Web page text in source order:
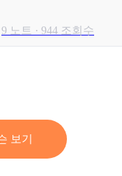
9 노트 · 944 조회수
보기